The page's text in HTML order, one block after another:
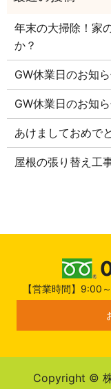
年末の大掃除！家
か？
GW休業日のお知
GW休業日のお知
あけましておめで
屋根の張り替え工
【営業時間】9:00
Copyright ©